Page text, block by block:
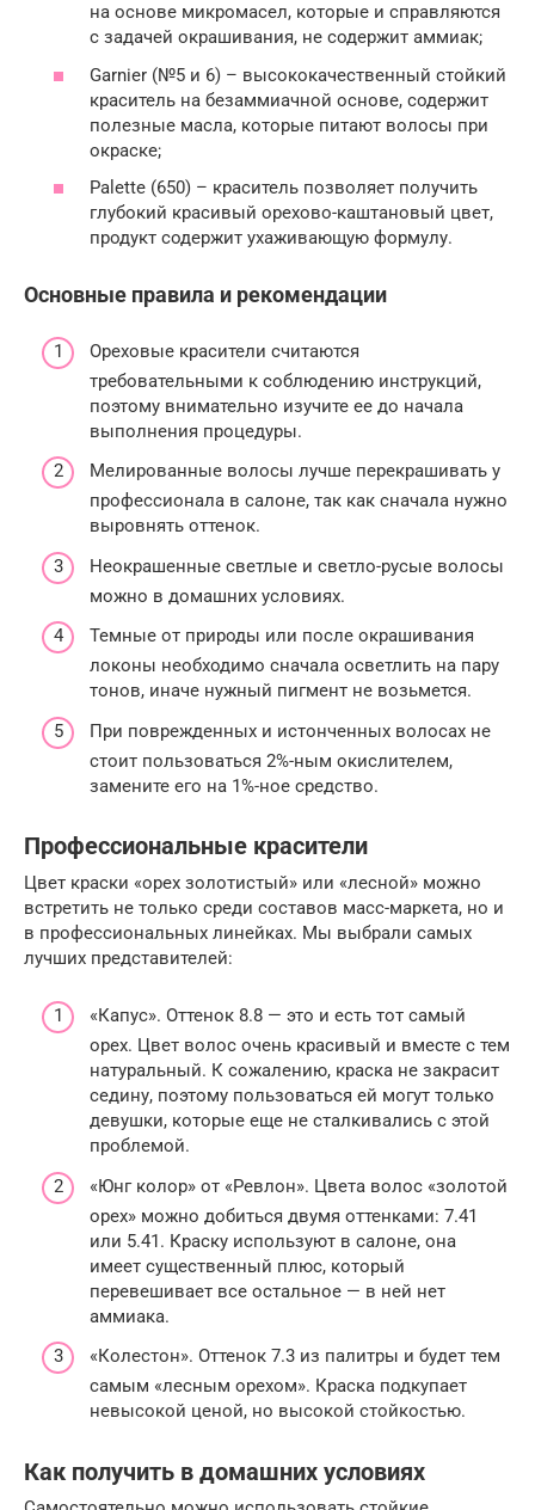
на основе микромасел, которые и справляются
с задачей окрашивания, не содержит аммиак;
Garnier (№5 и 6) – высококачественный стойкий
краситель на безаммиачной основе, содержит
полезные масла, которые питают волосы при
окраске;
Palette (650) – краситель позволяет получить
глубокий красивый орехово-каштановый цвет,
продукт содержит ухаживающую формулу.
Основные правила и рекомендации
Ореховые красители считаются
требовательными к соблюдению инструкций,
поэтому внимательно изучите ее до начала
выполнения процедуры.
Мелированные волосы лучше перекрашивать у
профессионала в салоне, так как сначала нужно
выровнять оттенок.
Неокрашенные светлые и светло-русые волосы
можно в домашних условиях.
Темные от природы или после окрашивания
локоны необходимо сначала осветлить на пару
тонов, иначе нужный пигмент не возьмется.
При поврежденных и истонченных волосах не
стоит пользоваться 2%-ным окислителем,
замените его на 1%-ное средство.
Профессиональные красители
Цвет краски «орех золотистый» или «лесной» можно
встретить не только среди составов масс-маркета, но и
в профессиональных линейках. Мы выбрали самых
лучших представителей:
«Капус». Оттенок 8.8 — это и есть тот самый
орех. Цвет волос очень красивый и вместе с тем
натуральный. К сожалению, краска не закрасит
седину, поэтому пользоваться ей могут только
девушки, которые еще не сталкивались с этой
проблемой.
«Юнг колор» от «Ревлон». Цвета волос «золотой
орех» можно добиться двумя оттенками: 7.41
или 5.41. Краску используют в салоне, она
имеет существенный плюс, который
перевешивает все остальное — в ней нет
аммиака.
«Колестон». Оттенок 7.3 из палитры и будет тем
самым «лесным орехом». Краска подкупает
невысокой ценой, но высокой стойкостью.
Как получить в домашних условиях